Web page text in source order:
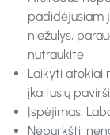
padidėjusiam
niežulys,
nutraukite
Laikyti atokiai
įkaitusių
Įspėjimas:
Nepurkšti,